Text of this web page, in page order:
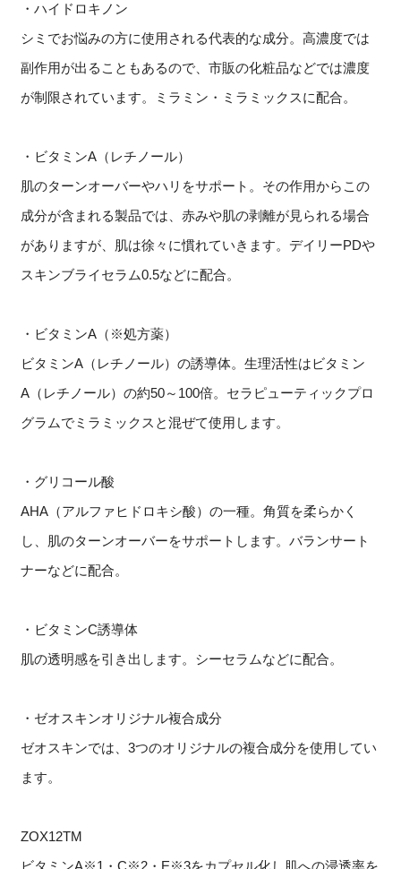
・ハイドロキノン
シミでお悩みの方に使用される代表的な成分。高濃度では
副作用が出ることもあるので、市販の化粧品などでは濃度
が制限されています。ミラミン・ミラミックスに配合。
・ビタミンA（レチノール）
肌のターンオーバーやハリをサポート。その作用からこの
成分が含まれる製品では、赤みや肌の剥離が見られる場合
がありますが、肌は徐々に慣れていきます。デイリーPDや
スキンブライセラム0.5などに配合。
・ビタミンA（※処方薬）
ビタミンA（レチノール）の誘導体。生理活性はビタミン
A（レチノール）の約50～100倍。セラピューティックプロ
グラムでミラミックスと混ぜて使用します。
・グリコール酸
AHA（アルファヒドロキシ酸）の一種。角質を柔らかく
し、肌のターンオーバーをサポートします。バランサート
ナーなどに配合。
・ビタミンC誘導体
肌の透明感を引き出します。シーセラムなどに配合。
・ゼオスキンオリジナル複合成分
ゼオスキンでは、3つのオリジナルの複合成分を使用してい
ます。
ZOX12TM
ビタミンA※1・C※2・E※3をカプセル化し肌への浸透率を